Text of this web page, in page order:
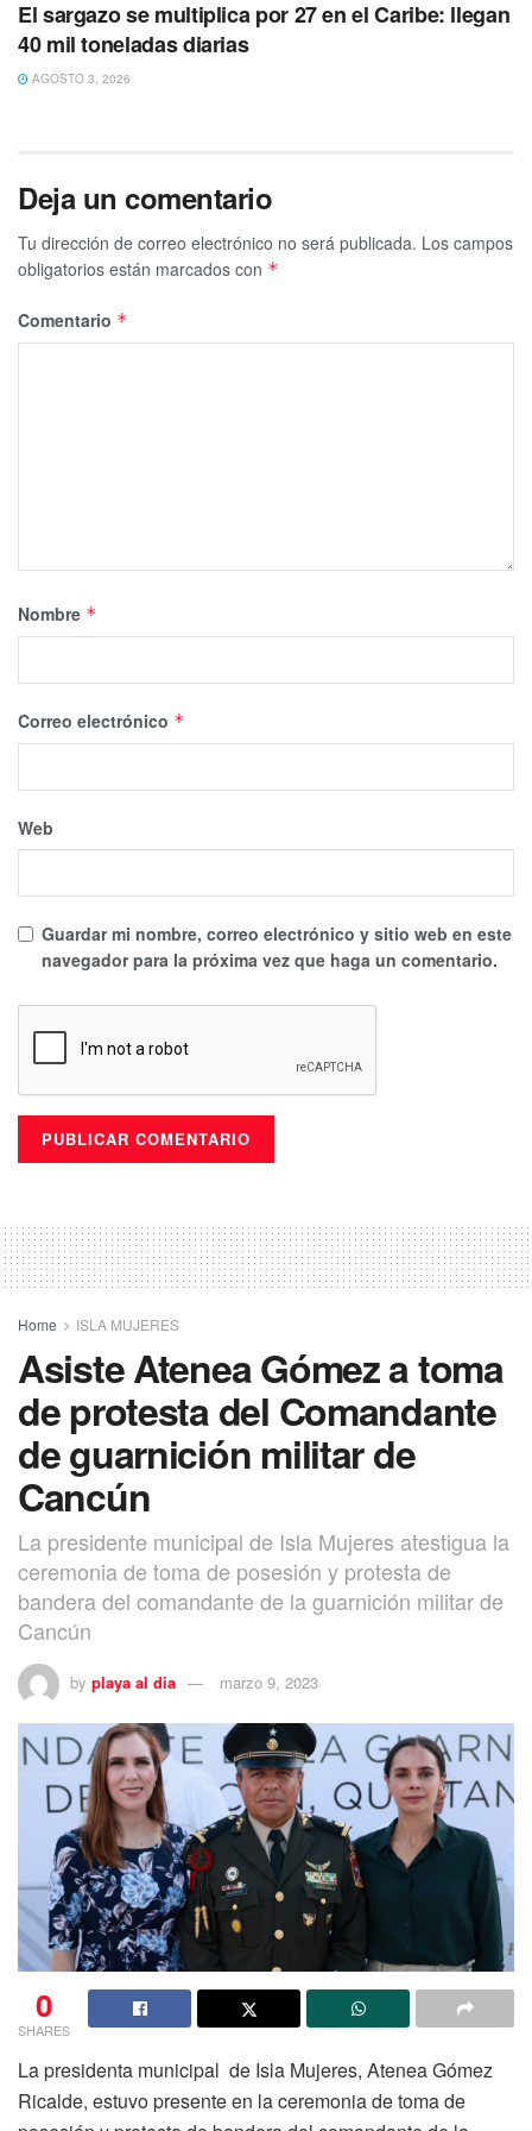
El sargazo se multiplica por 27 en el Caribe: llegan
40 mil toneladas diarias
AGOSTO 3, 2026
Deja un comentario
Tu dirección de correo electrónico no será publicada. Los campos
obligatorios están marcados con *
Comentario *
Nombre *
Correo electrónico *
Web
Guardar mi nombre, correo electrónico y sitio web en este
navegador para la próxima vez que haga un comentario.
Home ISLA MUJERES
Asiste Atenea Gómez a toma
de protesta del Comandante
de guarnición militar de
Cancún
La presidente municipal de Isla Mujeres atestigua la
ceremonia de toma de posesión y protesta de
bandera del comandante de la guarnición militar de
Cancún
by playa al dia marzo 9, 2023
0
SHARES
La presidenta municipal de Isla Mujeres, Atenea Gómez
Ricalde, estuvo presente en la ceremonia de toma de